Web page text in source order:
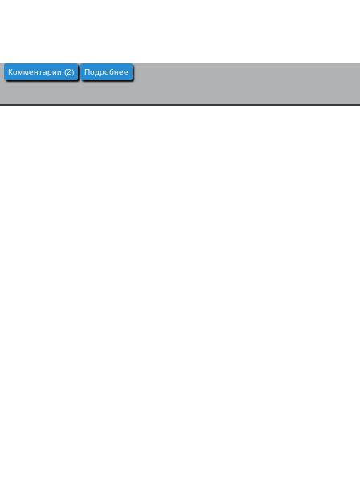
Комментарии (2) Подробнее